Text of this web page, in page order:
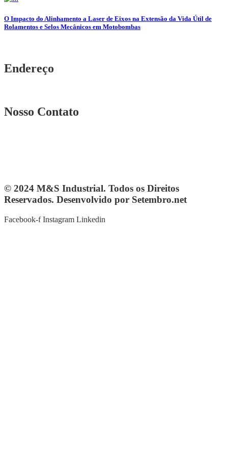
O Impacto do Alinhamento a Laser de Eixos na Extensão da Vida Útil de
Rolamentos e Selos Mecânicos em Motobombas
Endereço
Nosso Contato
© 2024 M&S Industrial. Todos os Direitos
Reservados. Desenvolvido por Setembro.net
Facebook-f Instagram Linkedin